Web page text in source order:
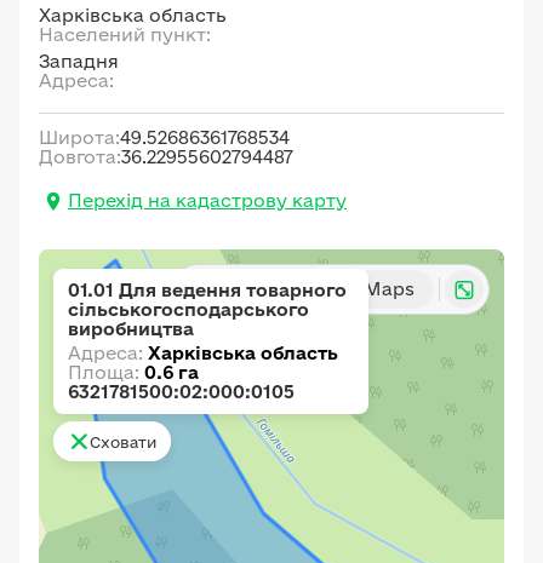
Харківська область
Населений пункт:
Западня
Адреса:
Широта:49.52686361768534
Довгота:36.22955602794487
Перехід на кадастрову карту
Карта Google Maps
01.01 Для ведення товарного
сільськогосподарського
виробництва
Адреса: Харківська область
Площа: 0.6 га
6321781500:02:000:0105
Сховати